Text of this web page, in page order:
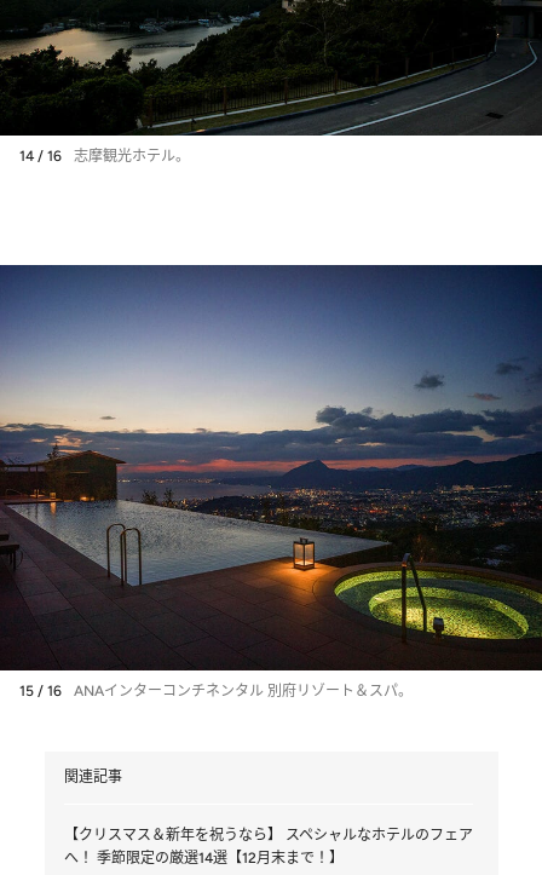
14 / 16 志摩観光ホテル。
15 / 16 ANAインターコンチネンタル 別府リゾート＆スパ。
関連記事
【クリスマス＆新年を祝うなら】 スペシャルなホテルのフェア
へ！ 季節限定の厳選14選【12月末まで！】